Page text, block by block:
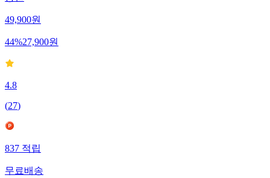
49,900원
44%27,900원
4.8
(27)
837 적립
무료배송